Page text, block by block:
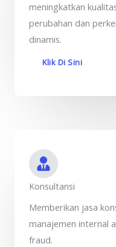
meningkatkan
perubahan dan
dinamis.
Klik Di Sini
Konsultansi
Memberikan jasa
manajemen internal
fraud.